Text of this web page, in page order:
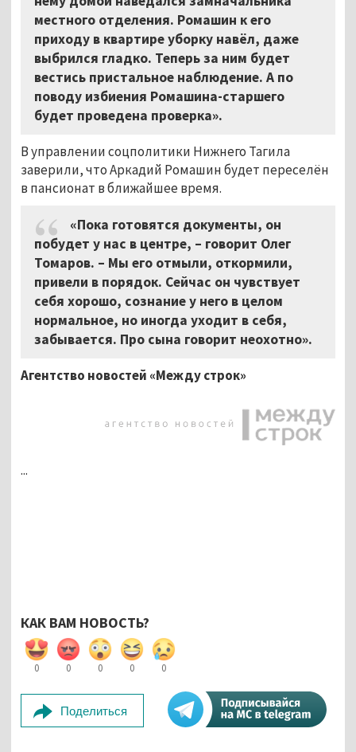
местного отделения. Ромашин к его
приходу в квартире уборку навёл, даже
выбрился гладко. Теперь за ним будет
вестись пристальное наблюдение. А по
поводу избиения Ромашина-старшего
будет проведена проверка».
В управлении соцполитики Нижнего Тагила
заверили, что Аркадий Ромашин будет переселён
в пансионат в ближайшее время.
«Пока готовятся документы, он
побудет у нас в центре, – говорит Олег
Томаров. – Мы его отмыли, откормили,
привели в порядок. Сейчас он чувствует
себя хорошо, сознание у него в целом
нормальное, но иногда уходит в себя,
забывается. Про сына говорит неохотно».
Агентство новостей «Между строк»
...
КАК ВАМ НОВОСТЬ?
0 0 0 0 0
Поделиться